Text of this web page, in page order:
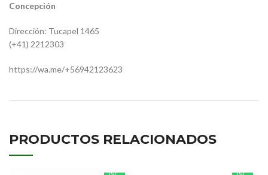
Concepción
Dirección: Tucapel 1465
(+41) 2212303
https://wa.me/+56942123623
PRODUCTOS RELACIONADOS